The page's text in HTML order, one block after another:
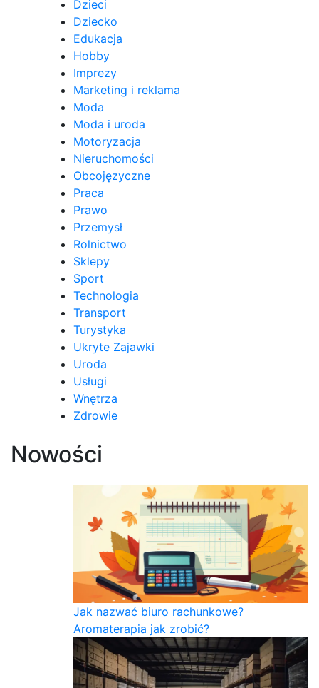
Dzieci
Dziecko
Edukacja
Hobby
Imprezy
Marketing i reklama
Moda
Moda i uroda
Motoryzacja
Nieruchomości
Obcojęzyczne
Praca
Prawo
Przemysł
Rolnictwo
Sklepy
Sport
Technologia
Transport
Turystyka
Ukryte Zajawki
Uroda
Usługi
Wnętrza
Zdrowie
Nowości
Jak nazwać biuro rachunkowe?
Aromaterapia jak zrobić?